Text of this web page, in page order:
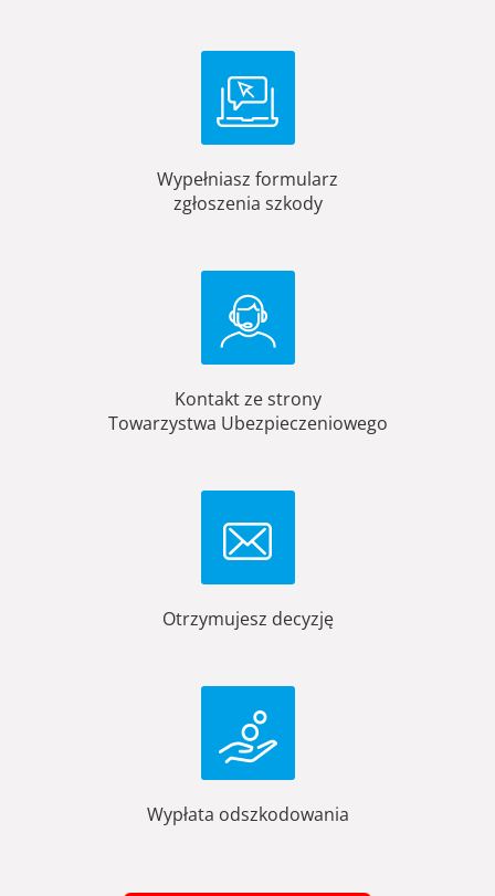
Wypełniasz formularz
zgłoszenia szkody
Kontakt ze strony
Towarzystwa Ubezpieczeniowego
Otrzymujesz decyzję
Wypłata odszkodowania